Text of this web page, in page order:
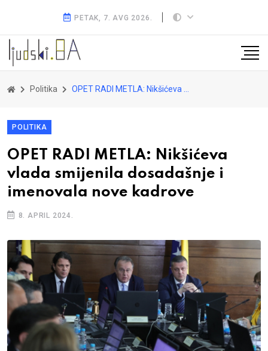
PETAK, 7. AVG 2026.
Politika OPET RADI METLA: Nikšićeva vlada smijenila dosadašnje i imenovala nove kadrove
POLITIKA
OPET RADI METLA: Nikšićeva
vlada smijenila dosadašnje i
imenovala nove kadrove
8. APRIL 2024.